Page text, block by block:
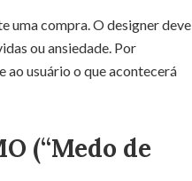
uma compra. O designer deve
ou ansiedade. Por
ao usuário o que acontecerá
(“Medo de